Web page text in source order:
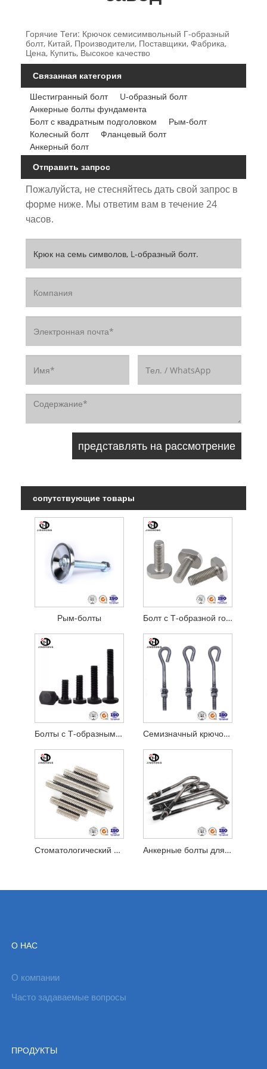
Горячие Теги: Крючок семисимвольный Г-образный
болт, Китай, Производители, Поставщики, Фабрика,
Цена, Купить, Высокое качество
Связанная категория
Шестигранный болт
U-образный болт
Анкерные болты фундамента
Болт с квадратным подголовком
Рым-болт
Колесный болт
Фланцевый болт
Анкерный болт
Отправить запрос
Пожалуйста, не стесняйтесь дать свой запрос в
форме ниже. Мы ответим вам в течение 24
часов.
сопутствующие товары
Рым-болты Болт с Т-образной головкой
Болты с Т-образным пазом Семизначный крючок L-образный винт
Стоматологический болт с полной резьбой Анкерные болты для фундамента типа L&J
О НАС
О компании
Часто задаваемые вопросы
ПРОДУКТЫ